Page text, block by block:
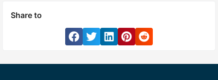
Share to